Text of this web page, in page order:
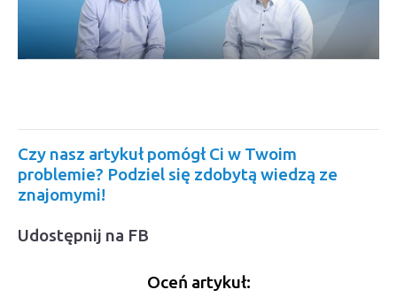
Czy nasz artykuł pomógł Ci w Twoim
problemie? Podziel się zdobytą wiedzą ze
znajomymi!
Udostępnij na FB
Oceń artykuł: